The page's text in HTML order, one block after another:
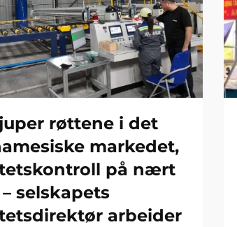
røttene i det
markedet,
på nært
selskapets
arbeider